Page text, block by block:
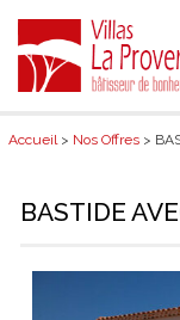
Accueil> Nos Offres >
BASTIDE